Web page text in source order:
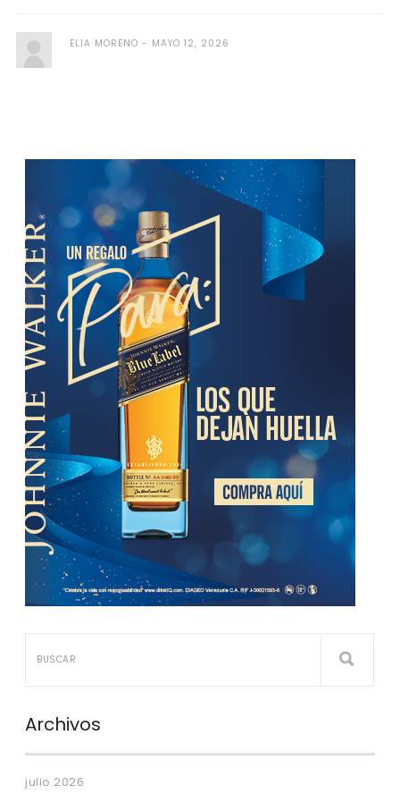
ELIA MORENO MAYO 12, 2026
Archivos
julio 2026